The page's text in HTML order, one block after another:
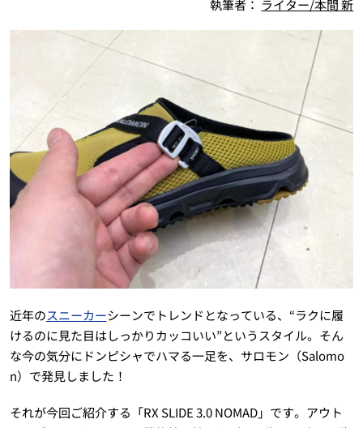
執筆者： ライター/本間 新
近年のスニーカーシーンでトレンドとなっている、“ラクに履
けるのに見た目はしっかりカッコいい”というスタイル。そん
な今の気分にドンピシャでハマる一足を、サロモン（Salomo
n）で発見しました！
それが今回ご紹介する「RX SLIDE 3.0 NOMAD」です。アウト